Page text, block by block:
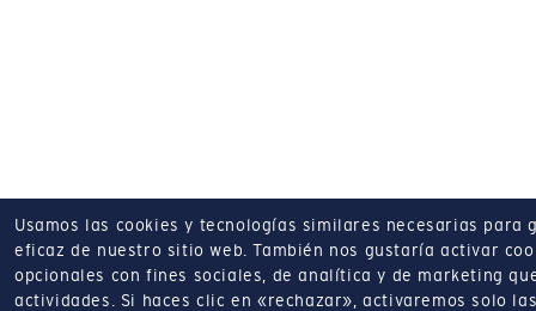
Usamos las cookies y tecnologías similares necesarias
eficaz de nuestro sitio web. También nos gustaría activar
opcionales con fines sociales, de analítica y de marketing
actividades.
Si haces clic en «rechazar», activaremos solo